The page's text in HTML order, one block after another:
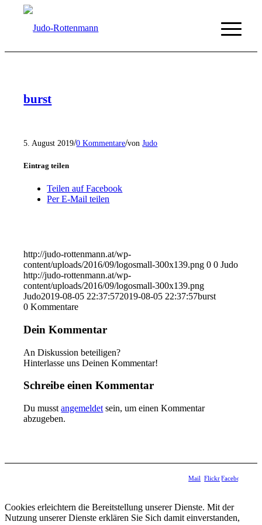
burst
5. August 2019/0 Kommentare/vonJudo
Eintrag teilen
Teilen auf Facebook
Per E-Mail teilen
http://judo-rottenmann.at/wp-
content/uploads/2016/09/logosmall-300x139.png 0 0 Judo
http://judo-rottenmann.at/wp-
content/uploads/2016/09/logosmall-300x139.png
Judo2019-08-05 22:37:572019-08-05 22:37:57burst
0 Kommentare
Dein Kommentar
An Diskussion beteiligen?
Hinterlasse uns Deinen Kommentar!
Schreibe einen Kommentar
Du musstangemeldet sein, um einen Kommentar
abzugeben.
Mail FlickrFacebook
Cookies erleichtern die Bereitstellung unserer Dienste. Mit der
Nutzung unserer Dienste erklären Sie Sich damit einverstanden,